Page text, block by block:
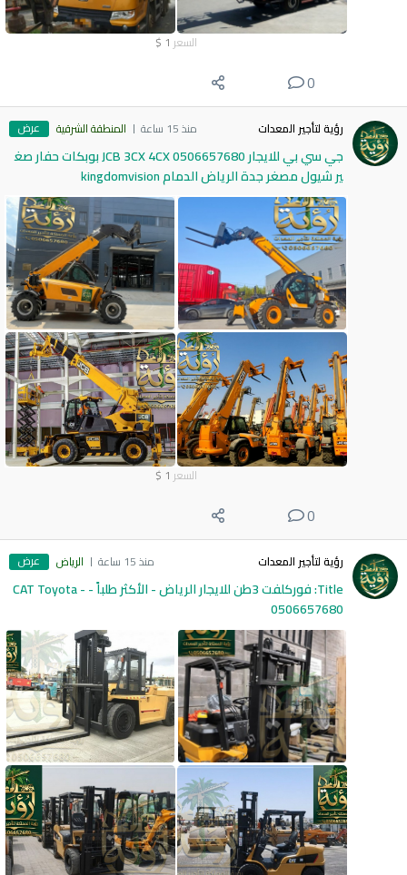
السعر 1
$
0
رؤية لتأجير المعدات منذ 15 ساعة المنطقة الشرقية عرض
جي سي بي للايجار 0506657680 JCB 3CX 4CX بوبكات حفار صغ
ير شيول مصغر جدة الرياض الدمام kingdomvision
السعر 1
$
0
رؤية لتأجير المعدات منذ 15 ساعة الرياض عرض
Title: فوركلفت 3طن للايجار الرياض - الأكثر طلباً - CAT Toyota -
0506657680